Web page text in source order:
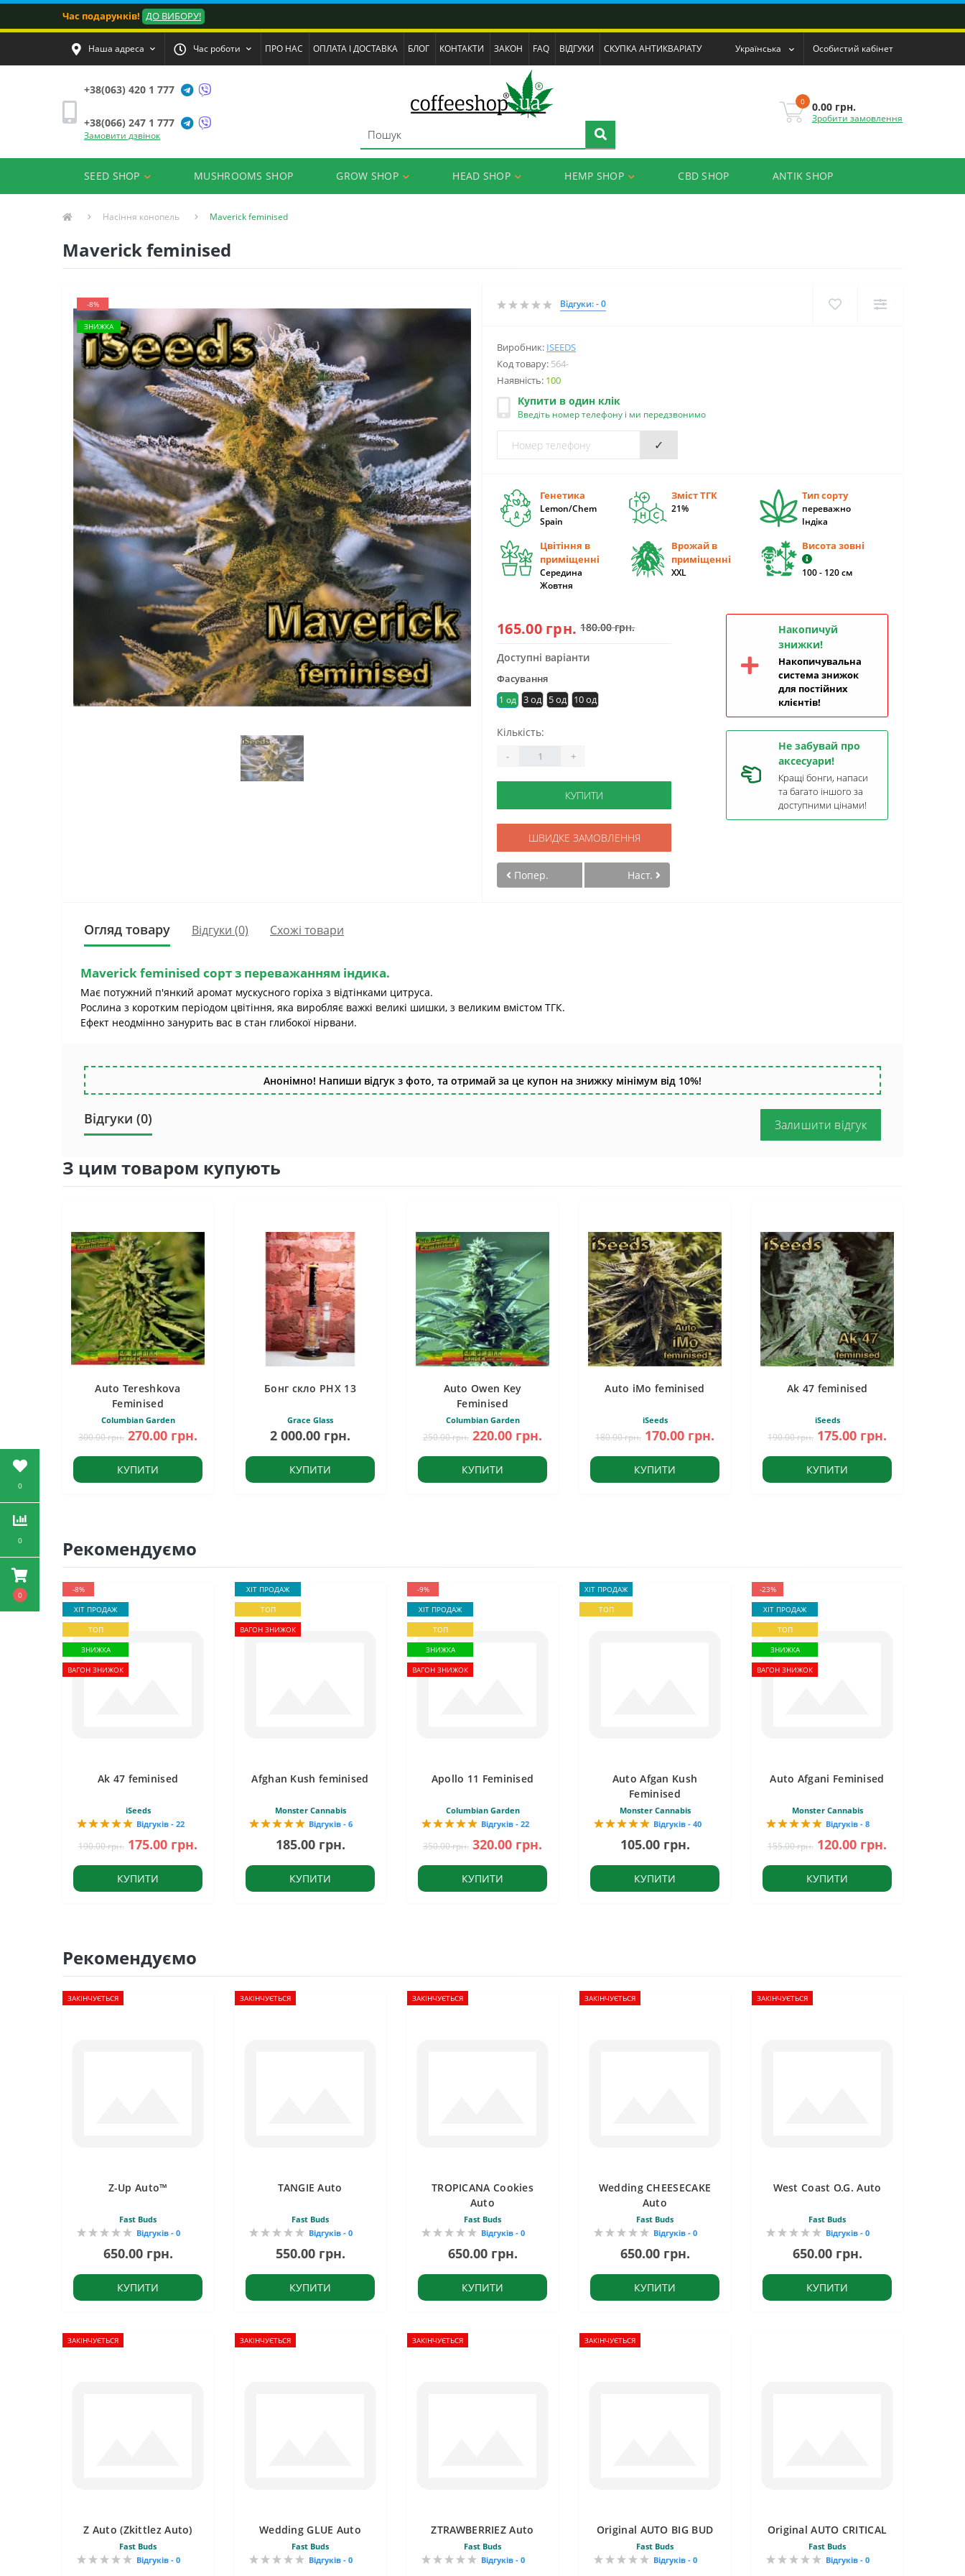
0
0
0
Час подарунків! ДО ВИБОРУ!
Наша адреса Час роботи ПРО НАС ОПЛАТА І ДОСТАВКА БЛОГ КОНТАКТИ ЗАКОН FAQ ВІДГУКИ СКУПКА АНТИКВАРІАТУ Українська Особистий кабінет
+38(063) 420 1 777
+38(066) 247 1 777
Замовити дзвінок
0 0.00 грн.
Зробити замовлення
SEED SHOP MUSHROOMS SHOP GROW SHOP HEAD SHOP HEMP SHOP CBD SHOP ANTIK SHOP
Насіння конопель Maverick feminised
Maverick feminised
-8%
ЗНИЖКА
Відгуки: - 0
Виробник: ISEEDS
Код товару: 564-
Наявність: 100
Купити в один клік
Введіть номер телефону і ми передзвонимо
✓
Генетика
Lemon/Chem
Spain
Зміст ТГК
21%
Тип сорту
переважно
Індіка
Цвітіння в
приміщенні
Середина
Жовтня
Врожай в
приміщенні
XXL
Висота зовні
100 - 120 см
165.00 грн. 180.00 грн.
Доступні варіанти
Фасування
1 од 3 од 5 од 10 од
Кількість:
- +
КУПИТИ
ШВИДКЕ ЗАМОВЛЕННЯ
Попер. Наст.
Накопичуй
знижки!
Накопичувальна
система знижок
для постійних
клієнтів!
Не забувай про
аксесуари!
Кращі бонги, напаси
та багато іншого за
доступними цінами!
Огляд товару Відгуки (0) Схожі товари
Maverick feminised сорт з переважанням індика.
Має потужний п'янкий аромат мускусного горіха з відтінками цитруса.
Рослина з коротким періодом цвітіння, яка виробляє важкі великі шишки, з великим вмістом ТГК.
Ефект неодмінно занурить вас в стан глибокої нірвани.
Анонімно! Напиши відгук з фото, та отримай за це купон на знижку мінімум від 10%!
Відгуки (0) Залишити відгук
З цим товаром купують
Auto Tereshkova
Feminised
Columbian Garden
300.00 грн. 270.00 грн.
КУПИТИ
Бонг скло PHX 13
Grace Glass
2 000.00 грн.
КУПИТИ
Auto Owen Key
Feminised
Columbian Garden
250.00 грн. 220.00 грн.
КУПИТИ
Auto iMo feminised
iSeeds
180.00 грн. 170.00 грн.
КУПИТИ
Ak 47 feminised
iSeeds
190.00 грн. 175.00 грн.
КУПИТИ
Рекомендуємо
-8%
ХІТ ПРОДАЖ
ТОП
ЗНИЖКА
ВАГОН ЗНИЖОК
Ak 47 feminised
iSeeds
Відгуків - 22
190.00 грн. 175.00 грн.
КУПИТИ
ХІТ ПРОДАЖ
ТОП
ВАГОН ЗНИЖОК
Afghan Kush feminised
Monster Cannabis
Відгуків - 6
185.00 грн.
КУПИТИ
-9%
ХІТ ПРОДАЖ
ТОП
ЗНИЖКА
ВАГОН ЗНИЖОК
Apollo 11 Feminised
Columbian Garden
Відгуків - 22
350.00 грн. 320.00 грн.
КУПИТИ
ХІТ ПРОДАЖ
ТОП
Auto Afgan Kush
Feminised
Monster Cannabis
Відгуків - 40
105.00 грн.
КУПИТИ
-23%
ХІТ ПРОДАЖ
ТОП
ЗНИЖКА
ВАГОН ЗНИЖОК
Auto Afgani Feminised
Monster Cannabis
Відгуків - 8
155.00 грн. 120.00 грн.
КУПИТИ
Рекомендуємо
ЗАКІНЧУЄТЬСЯ
Z-Up Auto™
Fast Buds
Відгуків - 0
650.00 грн.
КУПИТИ
ЗАКІНЧУЄТЬСЯ
TANGIE Auto
Fast Buds
Відгуків - 0
550.00 грн.
КУПИТИ
ЗАКІНЧУЄТЬСЯ
TROPICANA Cookies
Auto
Fast Buds
Відгуків - 0
650.00 грн.
КУПИТИ
ЗАКІНЧУЄТЬСЯ
Wedding CHEESECAKE
Auto
Fast Buds
Відгуків - 0
650.00 грн.
КУПИТИ
ЗАКІНЧУЄТЬСЯ
West Coast O.G. Auto
Fast Buds
Відгуків - 0
650.00 грн.
КУПИТИ
ЗАКІНЧУЄТЬСЯ
Z Auto (Zkittlez Auto)
Fast Buds
Відгуків - 0
ЗАКІНЧУЄТЬСЯ
Wedding GLUE Auto
Fast Buds
Відгуків - 0
ЗАКІНЧУЄТЬСЯ
ZTRAWBERRIEZ Auto
Fast Buds
Відгуків - 0
ЗАКІНЧУЄТЬСЯ
Original AUTO BIG BUD
Fast Buds
Відгуків - 0
Original AUTO CRITICAL
Fast Buds
Відгуків - 0